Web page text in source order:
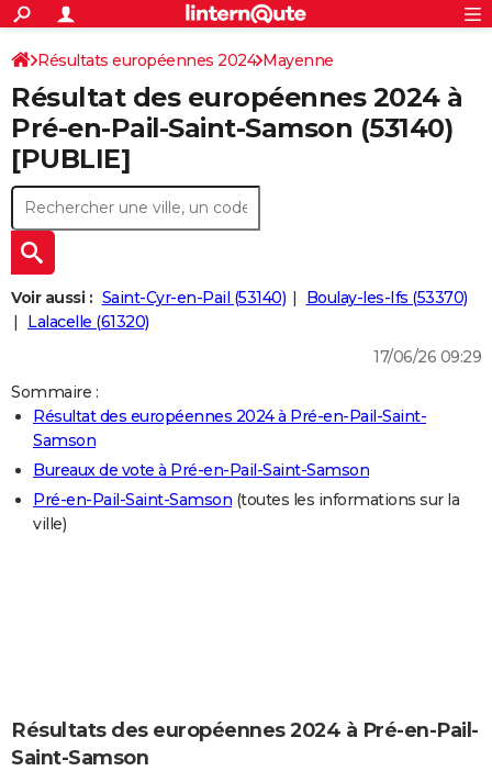
ACTUALITÉS
Politique
Société
Faits Divers
Education
Monde
Villes
+
SPORT
Coupe du monde 2026
Football
Tennis
Cyclisme
Rugby
Forum
CULTURE
Programme TV
TNT
Streaming
Cinéma
Sorties cinéma
Musique
+FINANCE
Retraite
Impôts
Epargne
Immobilier
Risques naturels par ville
Banque
Assurance
CréditAUTO
Essais
Réserver un essai
Citadines
Berlines
SUV
Forum auto
+HIGH-TECH
Mobiles
Meilleur smartphone
Internet
Ordinateurs
Jeux vidéo
Guide high-tech
+
BRICOLAGE
Forum
Aménagement intérieur
Extérieur
Cuisine
Salle de bains
Jardinage
Rangement
LIFESTYLE
Art de vivre
Bien-être
Loisirs
Mode
Modes de vie
SANTE
Alimentation
Guide de la santé
Maladies
Médicaments
Sommeil
VOYAGE
Destinations
City break
Voyage nature
Voyage de noces
Forum
Climat
PHOTO
Dictionnaire
Biographies
Citations
Expressions
Proverbes
PROGRAMME TV
S'inscrire
Connexion
Résultats européennes 2024 Mayenne
Résultat des européennes 2024 à
Pré-en-Pail-Saint-Samson (53140)
[PUBLIE]
Voir aussi : Saint-Cyr-en-Pail (53140)
Boulay-les-Ifs (53370)
Lalacelle (61320)
17/06/26 09:29
Sommaire :
Résultat des européennes 2024 à Pré-en-Pail-Saint-
Samson
Bureaux de vote à Pré-en-Pail-Saint-Samson
Pré-en-Pail-Saint-Samson (toutes les informations sur la
ville)
Résultats des européennes 2024 à Pré-en-Pail-
Saint-Samson